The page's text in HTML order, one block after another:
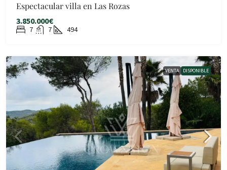
Espectacular villa en Las Rozas
3.850.000€
7 7 494
VENTA DISPONIBLE